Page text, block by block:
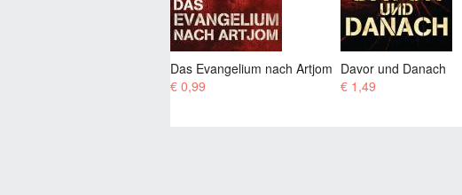
Davor und Danach
€ 1,49
Future
€ 9,99